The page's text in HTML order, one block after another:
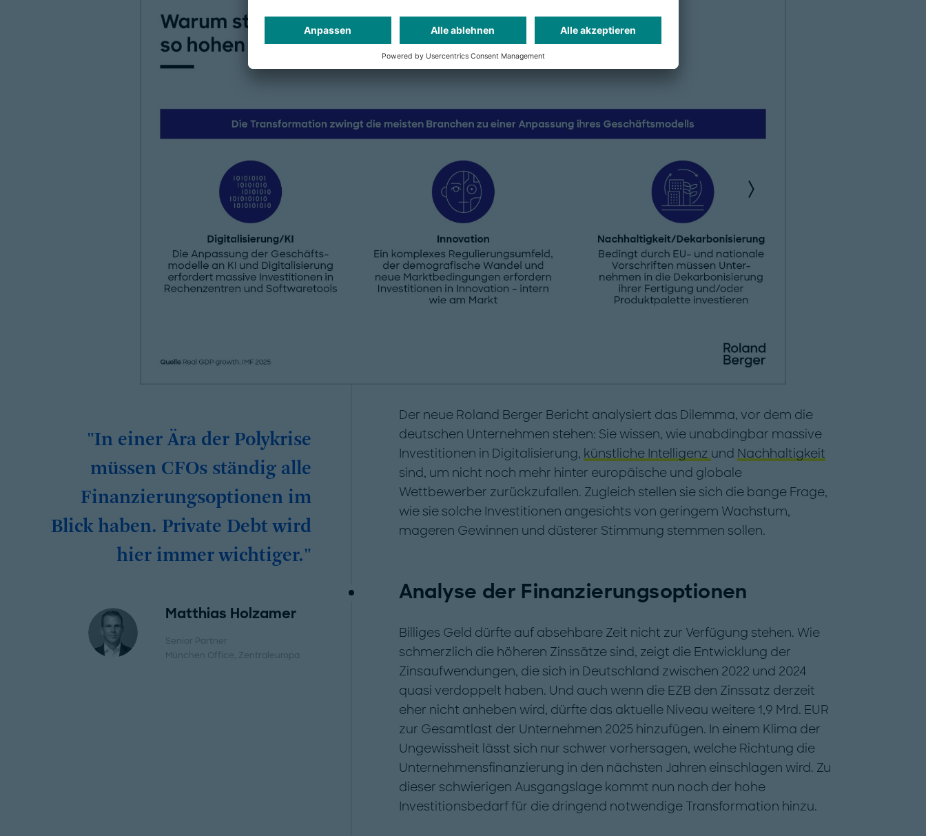
"In einer Ära der Polykrise
müssen CFOs ständig alle
Finanzierungsoptionen im
Blick haben. Private Debt wird
hier immer wichtiger."
Matthias Holzamer
Senior Partner
München Office, Zentraleuropa
Der neue Roland Berger Bericht analysiert das Dilemma, vor dem die
deutschen Unternehmen stehen: Sie wissen, wie unabdingbar massive
Investitionen in Digitalisierung, künstliche Intelligenz und Nachhaltigkeit
sind, um nicht noch mehr hinter europäische und globale
Wettbewerber zurückzufallen. Zugleich stellen sie sich die bange Frage,
wie sie solche Investitionen angesichts von geringem Wachstum,
mageren Gewinnen und düsterer Stimmung stemmen sollen.
Analyse der Finanzierungsoptionen
Billiges Geld dürfte auf absehbare Zeit nicht zur Verfügung stehen. Wie
schmerzlich die höheren Zinssätze sind, zeigt die Entwicklung der
Zinsaufwendungen, die sich in Deutschland zwischen 2022 und 2024
quasi verdoppelt haben. Und auch wenn die EZB den Zinssatz derzeit
eher nicht anheben wird, dürfte das aktuelle Niveau weitere 1,9 Mrd. EUR
zur Gesamtlast der Unternehmen 2025 hinzufügen. In einem Klima der
Ungewissheit lässt sich nur schwer vorhersagen, welche Richtung die
Unternehmensfinanzierung in den nächsten Jahren einschlagen wird. Zu
dieser schwierigen Ausgangslage kommt nun noch der hohe
Investitionsbedarf für die dringend notwendige Transformation hinzu.